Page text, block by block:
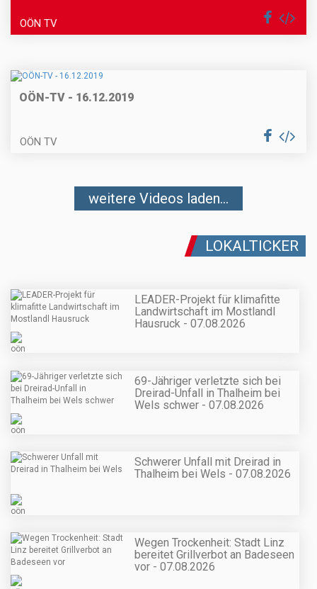
OÖN TV
OÖN-TV - 16.12.2019
OÖN TV
weitere Videos laden...
LOKALTICKER
LEADER-Projekt für klimafitte
Landwirtschaft im Mostlandl
Hausruck - 07.08.2026
69-Jähriger verletzte sich bei
Dreirad-Unfall in Thalheim bei
Wels schwer - 07.08.2026
Schwerer Unfall mit Dreirad in
Thalheim bei Wels - 07.08.2026
Wegen Trockenheit: Stadt Linz
bereitet Grillverbot an Badeseen
vor - 07.08.2026